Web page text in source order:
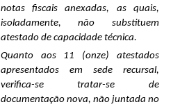
notas fiscais anexadas, as quais,
isoladamente, não substituem
atestado de capacidade técnica.
Quanto aos 11 (onze) atestados
apresentados em sede recursal,
verifica-se tratar-se de
documentação nova, não juntada no